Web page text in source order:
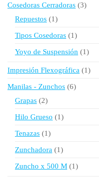
Cosedoras Cerradoras 33
Repuestos 11
Tipos Cosedoras 11
Yoyo de Suspensión 11
Impresión Flexográfica
11
Manilas - Zunchos 66
Grapas 22
Hilo Grueso 11
Tenazas 11
Zunchadora 11
Zuncho x 500 M 11